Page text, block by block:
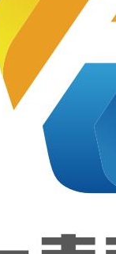
级证书
第一次
全国统
考成功
举行！
1+X证
Python